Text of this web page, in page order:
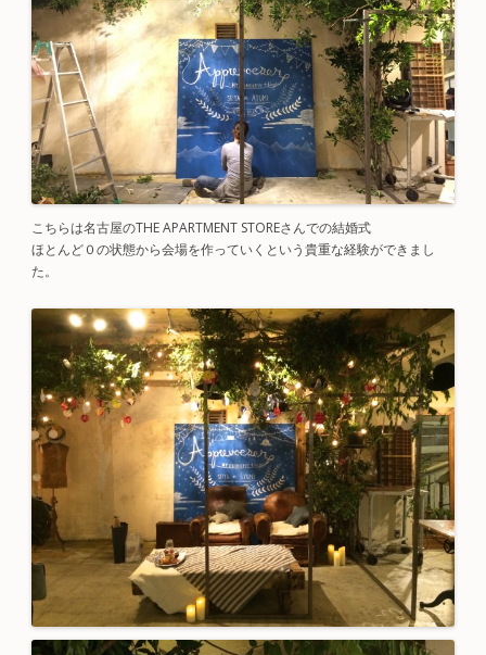
こちらは名古屋のTHE APARTMENT STOREさんでの結婚式
ほとんど０の状態から会場を作っていくという貴重な経験ができまし
た。